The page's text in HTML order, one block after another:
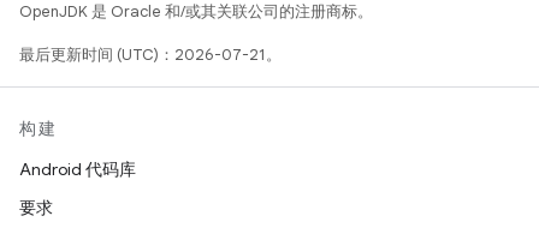
OpenJDK 是 Oracle 和/或其关联公司的注册商标。
最后更新时间 (UTC)：2026-07-21。
构建
Android 代码库
要求